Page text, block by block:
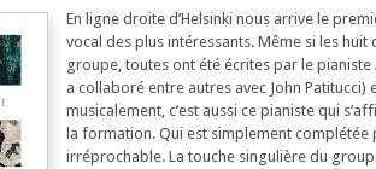
En ligne droite d’Helsinki nous arrive le
vocal des plus intéressants. Même si les
groupe, toutes ont été écrites par le
a collaboré entre autres avec John Patitucci)
musicalement, c’est aussi ce pianiste qui
la formation. Qui est simplement
irréprochable. La touche singulière du